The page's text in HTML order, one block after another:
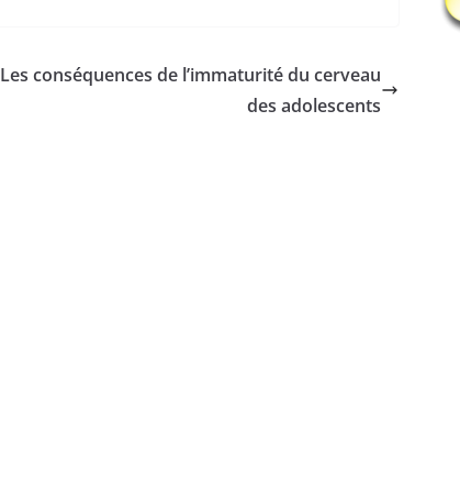
Les conséquences de l’immaturité du cerveau
des adolescents